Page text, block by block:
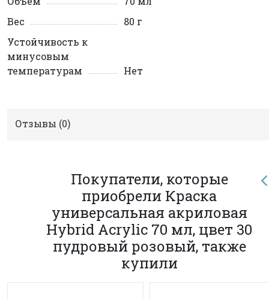
Вес
80 г
Устойчивость к
минусовым
температурам
Нет
Отзывы (0)
Покупатели, которые
приобрели Краска
универсальная акриловая
Hybrid Acrylic 70 мл, цвет 30
пудровый розовый, также
купили